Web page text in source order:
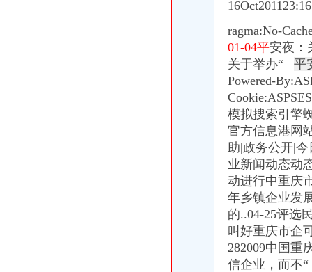
永川天意面厂等28家企业食品生产许可证被注销_中国质量新闻网
昆明建筑施工总承包资质办理机构,希骏用心服务-专项服务-深圳酷易
重庆三峡水利电力(集团)股份有限公司公告(系列)|公司|股东大会|
重庆渝中区家用太能供电系统厂家_深圳市华兄实业有限公司
【北京京翰英才教育科技有限公司渝中分公司2017新招聘信息】_
高院肖峰法官家授权本公号以案析法：非持股关联公司之间公司人
重庆代办验资,重庆代办验资公司--选择重庆浩业工商不后悔
企业通信管理厂家_企业通信管理厂家/公司-阿里巴巴公司黄页
www.mywq.gov.cn-网站综合查询|重庆市人民民营企业官方信息港…
渝中区大坪威讯通讯器材经营部__信用档案_信用报告_信用怎么
90%创业者不知在重庆注册公司需要准备哪些材料？_搜狐社会_搜狐网
重庆市渝中区方越电脑经营部__信用档案_信用报告_信用怎么样
ragma:No-
01-04平安夜：
关于举办“ 平
Powered-
模拟搜索引擎
官方信息港网
助|政务公开|
业新闻动态动
动进行中重庆
年乡镇企业发
的..04-25评选
叫好重庆市企
282009中国重
信企业，而不“